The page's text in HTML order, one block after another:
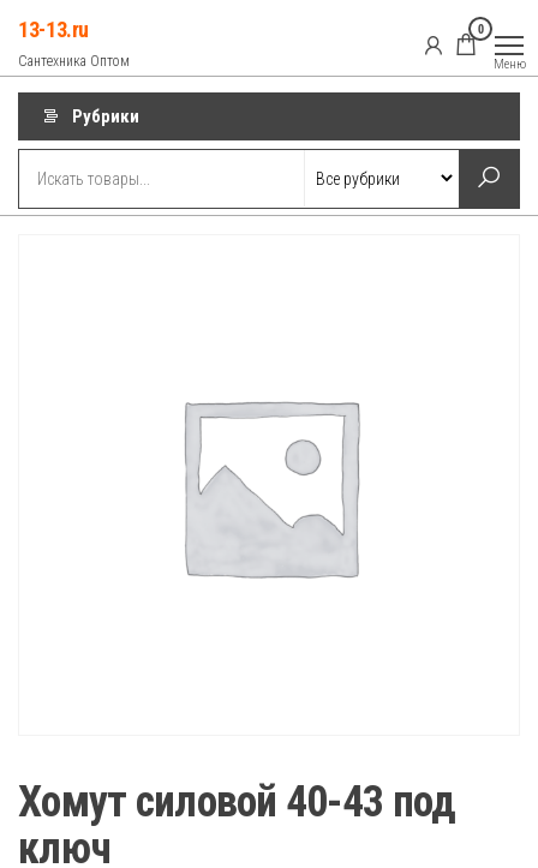
содержимому
13-13.ru
Сантехника Оптом
0
Меню
Рубрики
Хомут силовой 40-43 под
ключ